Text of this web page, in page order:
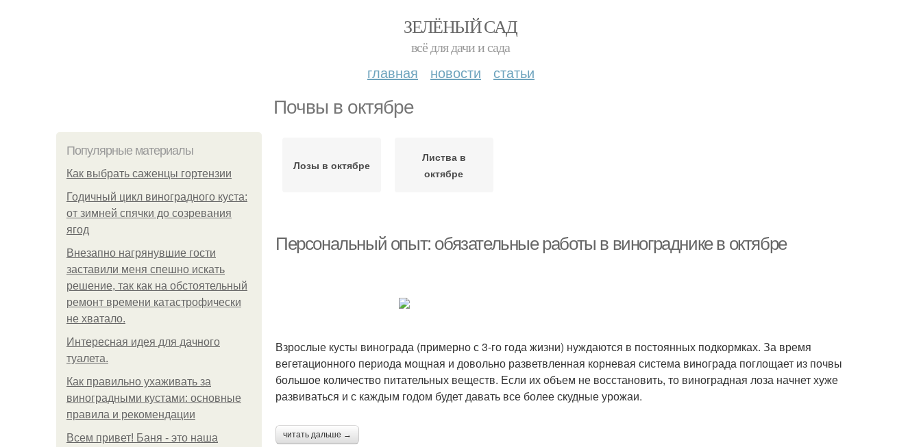
ЗЕЛЁНЫЙ САД
всё для дачи и сада
главная новости статьи
Почвы в октябре
Популярные материалы
Как выбрать саженцы гортензии
Годичный цикл виноградного куста:
от зимней спячки до созревания
ягод
Внезапно нагрянувшие гости
заставили меня спешно искать
решение, так как на обстоятельный
ремонт времени катастрофически
не хватало.
Интересная идея для дачного
туалета.
Как правильно ухаживать за
виноградными кустами: основные
правила и рекомендации
Всем привет! Баня - это наша
Лозы в октябре
Листва в
октябре
Персональный опыт: обязательные работы в винограднике в октябре
Взрослые кусты винограда (примерно с 3-го года жизни) нуждаются в постоянных подкормках. За время
вегетационного периода мощная и довольно разветвленная корневая система винограда поглощает из почвы
большое количество питательных веществ. Если их объем не восстановить, то виноградная лоза начнет хуже
развиваться и с каждым годом будет давать все более скудные урожаи.
читать дальше →